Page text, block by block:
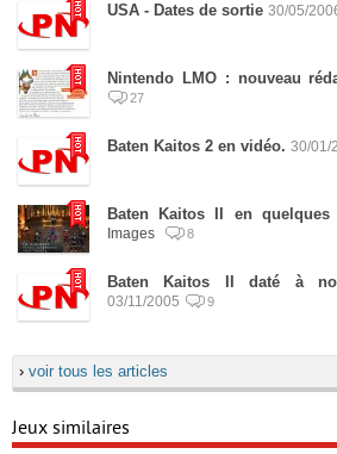
USA - Dates de sortie 30/05/
Nintendo LMO : nouveau
27
Baten Kaitos 2 en vidéo. 30/01/
Baten Kaitos II en quelques
Images
8
Baten Kaitos II daté à
03/11/2005 9
› voir tous les articles
Jeux similaires